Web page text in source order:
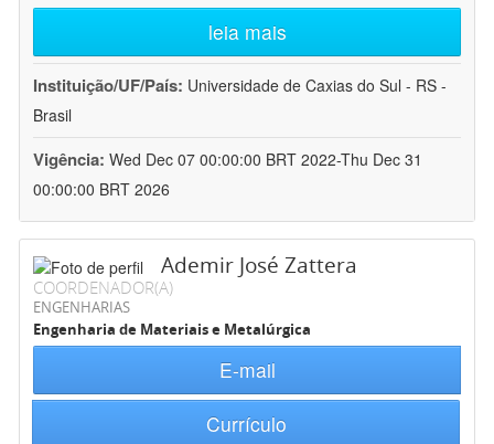
leia mais
Instituição/UF/País: Universidade de Caxias do Sul - RS -
Brasil
Vigência: Wed Dec 07 00:00:00 BRT 2022-Thu Dec 31
00:00:00 BRT 2026
Ademir José Zattera
COORDENADOR(A)
ENGENHARIAS
Engenharia de Materiais e Metalúrgica
E-mail
Currículo